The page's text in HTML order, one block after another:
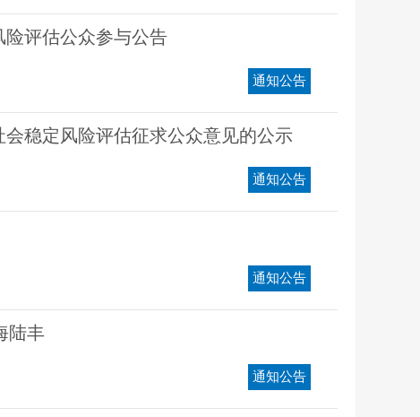
评估公众参与公告
通知公告
稳定风险评估征求公众意见的公示
通知公告
通知公告
陆丰
通知公告